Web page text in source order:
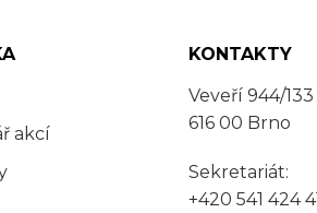
akcí
KONTAKTY
Veveří 944/133
616 00 Brno
Sekretariát:
+420 541 424